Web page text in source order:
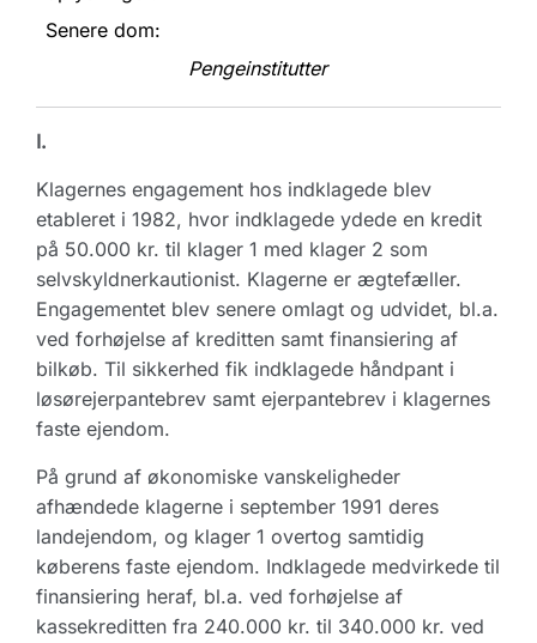
Senere dom:
Pengeinstitutter
I.
Klagernes engagement hos indklagede blev
etableret i 1982, hvor indklagede ydede en kredit
på 50.000 kr. til klager 1 med klager 2 som
selvskyldnerkautionist. Klagerne er ægtefæller.
Engagementet blev senere omlagt og udvidet, bl.a.
ved forhøjelse af kreditten samt finansiering af
bilkøb. Til sikkerhed fik indklagede håndpant i
løsørejerpantebrev samt ejerpantebrev i klagernes
faste ejendom.
På grund af økonomiske vanskeligheder
afhændede klagerne i september 1991 deres
landejendom, og klager 1 overtog samtidig
køberens faste ejendom. Indklagede medvirkede til
finansiering heraf, bl.a. ved forhøjelse af
kassekreditten fra 240.000 kr. til 340.000 kr. ved